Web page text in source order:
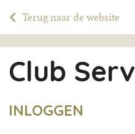
Terug naar de website
Club
INLOGGEN